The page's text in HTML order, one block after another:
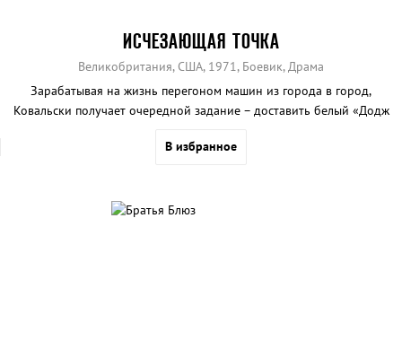
ИСЧЕЗАЮЩАЯ ТОЧКА
Великобритания, США, 1971, Боевик, Драма
Зарабатывая на жизнь перегоном машин из города в город,
Ковальски получает очередной задание – доставить белый «Додж
В избранное